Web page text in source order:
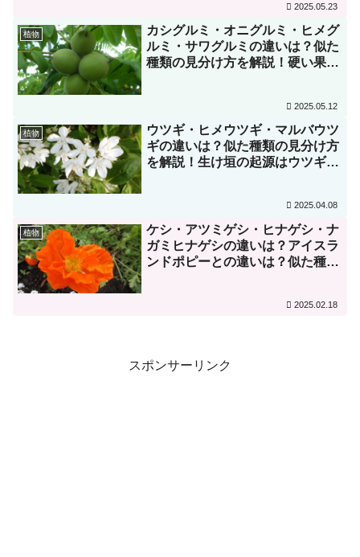
2025.05.23
植物
カシグルミ・オニグルミ・ヒメグ
ルミ・サワグルミの違いは？似た
種類の見分け方を解説！硬い果実
2025.05.12
植物
ウツギ・ヒメウツギ・マルバウツ
ギの違いは？似た種類の見分け方
を解説！生け垣の起源はウツギに
2025.04.08
植物
ケシ・アツミゲシ・ヒナゲシ・ナ
ガミヒナゲシの違いは？アイスラ
ンドポピーとの違いは？似た種類
2025.02.18
スポンサーリンク